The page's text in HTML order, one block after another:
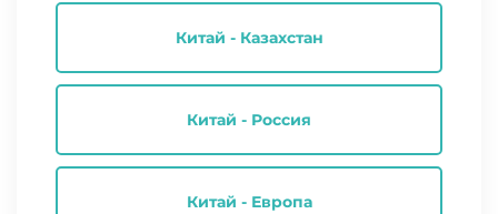
Китай - Казахстан
Китай - Россия
Китай - Европа